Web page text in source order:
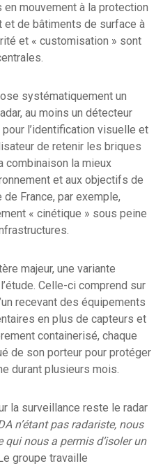
mouvement à la protection
et de bâtiments de surface à
et « customisation » sont
systématiquement un
au moins un détecteur
l’identification visuelle et
de retenir les briques
combinaison la mieux
et aux objectifs de
France, par exemple,
« cinétique » sous peine
majeur, une variante
Celle-ci comprend sur
recevant des équipements
en plus de capteurs et
containerisé, chaque
de son porteur pour protéger
durant plusieurs mois.
la surveillance reste le radar
n’étant pas radariste, nous
qui nous a permis d’isoler un
groupe travaille